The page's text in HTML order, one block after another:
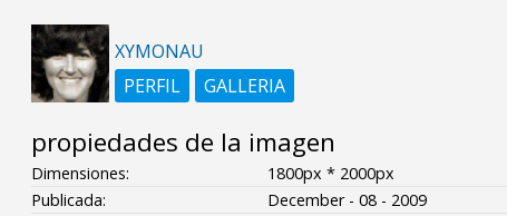
XYMONAU
PERFIL
GALLERIA
propiedades de la imagen
Dimensiones:
1800px * 2000px
Publicada:
December - 08 - 2009